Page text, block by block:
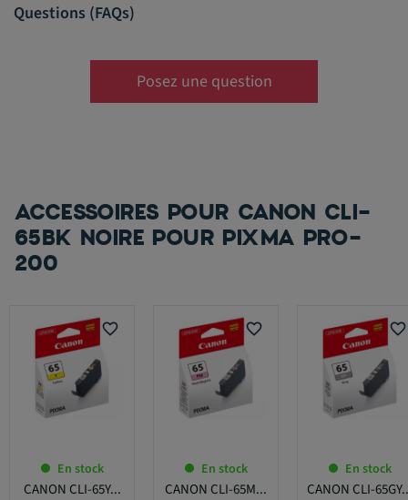
Questions (FAQs)
Posez une question
ACCESSOIRES POUR CANON CLI-
65BK NOIRE POUR PIXMA PRO-
200
favorite_border
En stock
CANON CLI-65Y...
favorite_border
En stock
CANON CLI-65M...
favorite_border
En stock
CANON CLI-